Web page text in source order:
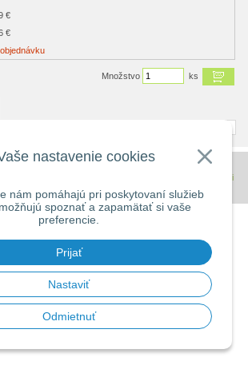
nastavenie cookies
nám pomáhajú pri poskytovaní služieb
spoznať a zapamätať si vaše
preferencie.
Prijať
Nastaviť
Odmietnuť
€
€
Množstvo ks
•
spoločnosti
WEBYGROUP